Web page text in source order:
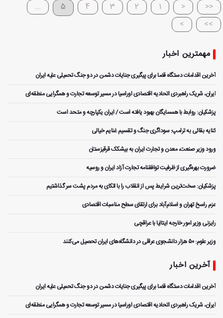
<<
<
1
2
3
4
5
...
>
>>
مهمترین اخبار
آخرین اقدامات دستگاه قضا برای پیگیری جنایات دشمن در دو جنگ تحمیلی علیه ایران
ایران، شریک راهبردی اتحادیه اقتصادی اوراسیا در مسیر توسعه تجارت و همگرایی منطقه‌ای
پزشکیان: روابط با همسایگان بهبود یافته است / ایران یکپارچه و متحد است
کنایه بقائی به ترامپ: سوداگری جنگ و تقسیم غنایم خیالی
ورود وزیر صنعت، معدن و تجارت ایران به بیشکک قرقیزستان
ضرورت بهره‌گیری از ظرفیت توافقنامه تجارت آزاد ایران و روسیه
پزشکیان: سخت‌ترین شرایط پس از انقلاب را با اتکای به مردم پشت سر گذاشتیم
عزم راسخ تهران و اسلام‌آباد برای ارتقای سطح مناسبات اقتصادی
رایزنی وزیر امور خارجه ایتالیا با عراقچی
وزیر علوم: ۵۰ هزار دانشجوی عراقی در دانشگاه‌های ایران تحصیل می‌کنند
آخرین اخبار
آخرین اقدامات دستگاه قضا برای پیگیری جنایات دشمن در دو جنگ تحمیلی علیه ایران
ایران، شریک راهبردی اتحادیه اقتصادی اوراسیا در مسیر توسعه تجارت و همگرایی منطقه‌ای